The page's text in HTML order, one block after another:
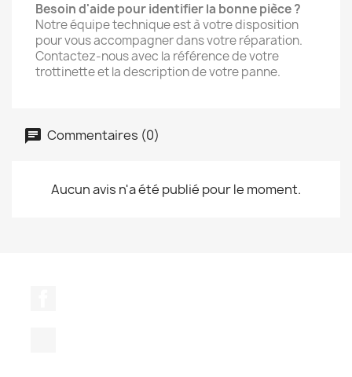
Besoin d'aide pour identifier la bonne pièce ?
Notre équipe technique est à votre disposition
pour vous accompagner dans votre réparation.
Contactez-nous avec la référence de votre
trottinette et la description de votre panne.
Commentaires (0)
Aucun avis n'a été publié pour le moment.